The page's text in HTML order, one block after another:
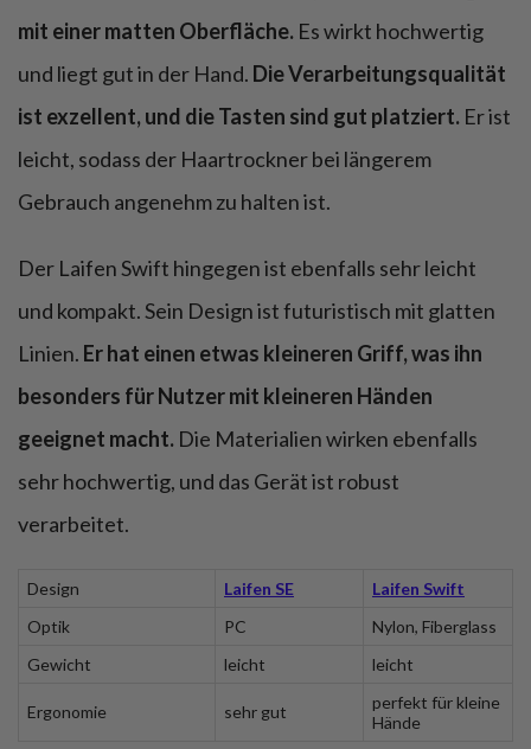
mit einer matten Oberfläche. Es wirkt hochwertig
und liegt gut in der Hand. Die Verarbeitungsqualität
ist exzellent, und die Tasten sind gut platziert. Er ist
leicht, sodass der Haartrockner bei längerem
Gebrauch angenehm zu halten ist.
Der Laifen Swift hingegen ist ebenfalls sehr leicht
und kompakt. Sein Design ist futuristisch mit glatten
Linien. Er hat einen etwas kleineren Griff, was ihn
besonders für Nutzer mit kleineren Händen
geeignet macht. Die Materialien wirken ebenfalls
sehr hochwertig, und das Gerät ist robust
verarbeitet.
Design Laifen SE
Laifen Swift
Optik
PC
Nylon, Fiberglass
Gewicht
leicht leicht
Ergonomie sehr gut
perfekt für kleine
Hände